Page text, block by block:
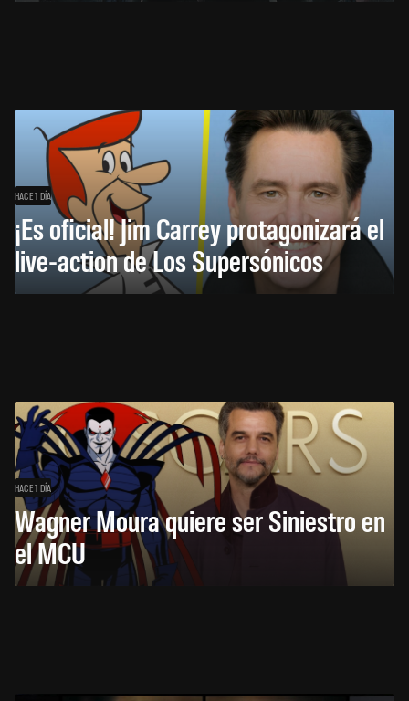
HACE 1 DÍA
¡Es oficial! Jim Carrey protagonizará el
live-action de Los Supersónicos
HACE 1 DÍA
Wagner Moura quiere ser Siniestro en
el MCU